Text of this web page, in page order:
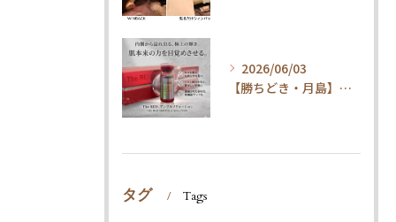
2026/06/03
【勝ちどき・月島】腹筋してもお腹が凹まない方へ。脂肪冷却＆最新技術とは
タグ Tags